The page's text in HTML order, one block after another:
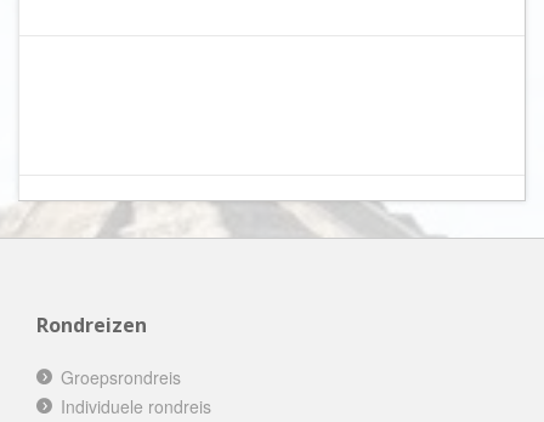
Rondreizen
Groepsrondreis
Individuele rondreis